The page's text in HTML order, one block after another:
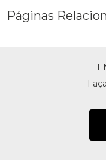
Páginas